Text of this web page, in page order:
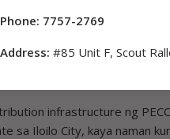
of Integrated
kakayahan umano ang
infrastructure ng
sa ­Iloilo City, kaya naman
Phone: 7757-2769
Address: #85 Unit F, Scout